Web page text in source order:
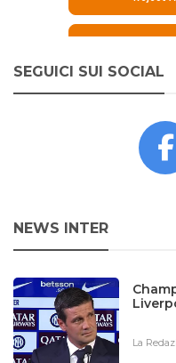
SEGUICI SUI SOCIAL
NEWS INTER
La